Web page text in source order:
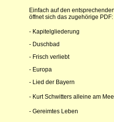
Einfach auf den
öffnet sich das zugehörige PDF:
- Kapitelgliederung
- Duschbad
- Frisch verliebt
- Europa
- Lied der Bayern
- Kurt Schwitters alleine am
- Gereimtes Leben